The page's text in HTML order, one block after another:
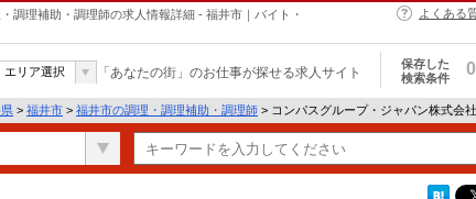
理補助・調理師の求人情報詳細 - 福井市｜バイト・
よくある
エリア選択 「あなたの街」のお仕事が探せる求人サイト
保存した
検索条件
0
> 福井市 > 福井市の調理・調理補助・調理師 > コンパスグループ・ジャパン株式会